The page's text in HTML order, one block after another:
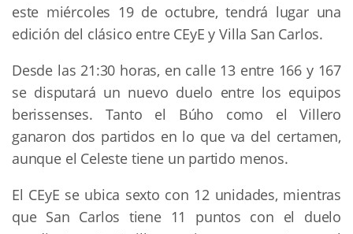
este miércoles 19 de octubre, tendrá lugar una
edición del clásico entre CEyE y Villa San Carlos.
Desde las 21:30 horas, en calle 13 entre 166 y 167
se disputará un nuevo duelo entre los equipos
berissenses. Tanto el Búho como el Villero
ganaron dos partidos en lo que va del certamen,
aunque el Celeste tiene un partido menos.
El CEyE se ubica sexto con 12 unidades, mientras
que San Carlos tiene 11 puntos con el duelo